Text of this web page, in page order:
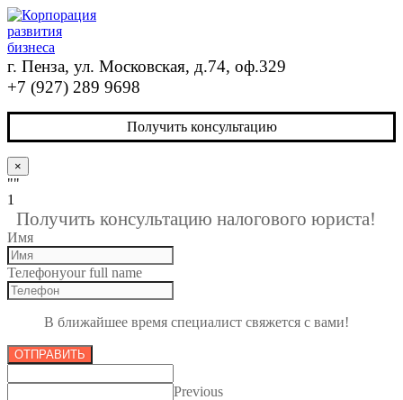
г. Пенза, ул. Московская, д.74, оф.329
+7 (927) 289 9698
Получить консультацию
×
""
1
Получить консультацию налогового юриста!
Имя
Телефонyour full name
В ближайшее время специалист свяжется с вами!
ОТПРАВИТЬ
Previous